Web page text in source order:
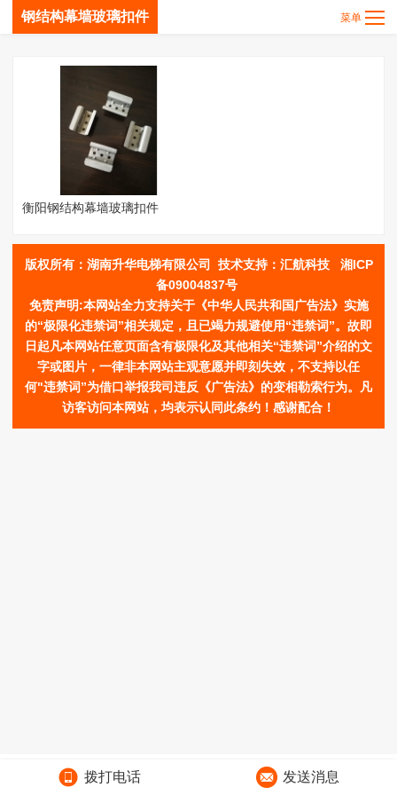
钢结构幕墙玻璃扣件
衡阳钢结构幕墙玻璃扣件
版权所有： 湖南升华电梯有限公司 技术支持：汇航科技
湘ICP
备09004837号
免责声明:本网站全力支持关于《中华人民共和国广告法》实施
的“极限化违禁词”相关规定，且已竭力规避使用“违禁词”。故即
日起凡本网站任意页面含有极限化及其他相关“违禁词”介绍的文
字或图片，一律非本网站主观意愿并即刻失效，不支持以任
何"违禁词”为借口举报我司违反《广告法》的变相勒索行为。凡
访客访问本网站，均表示认同此条约！感谢配合！
拨打电话 发送消息